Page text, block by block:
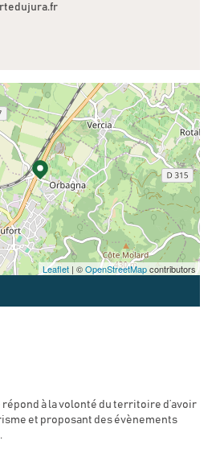
Leaflet | ©OpenStreetMapcontributors
répond à la volonté du territoire d’avoir
et proposant des évènements